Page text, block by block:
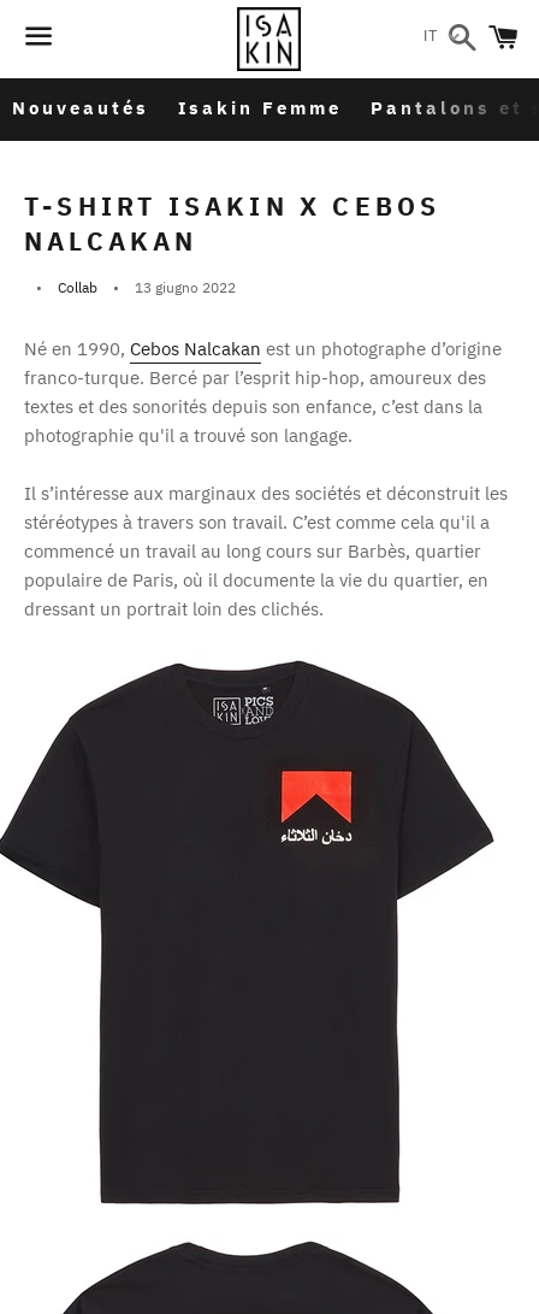
Menu
Cerca
Nouveautés Isakin Femme Pantalons et
T-SHIRT ISAKIN X CEBOS
NALCAKAN
Collab 13 giugno 2022
Né en 1990, Cebos Nalcakan est un photographe d’origine
franco-turque. Bercé par l’esprit hip-hop, amoureux des
textes et des sonorités depuis son enfance, c’est dans la
photographie qu'il a trouvé son langage.
Il s’intéresse aux marginaux des sociétés et déconstruit les
stéréotypes à travers son travail. C’est comme cela qu'il a
commencé un travail au long cours sur Barbès, quartier
populaire de Paris, où il documente la vie du quartier, en
dressant un portrait loin des clichés.
IT